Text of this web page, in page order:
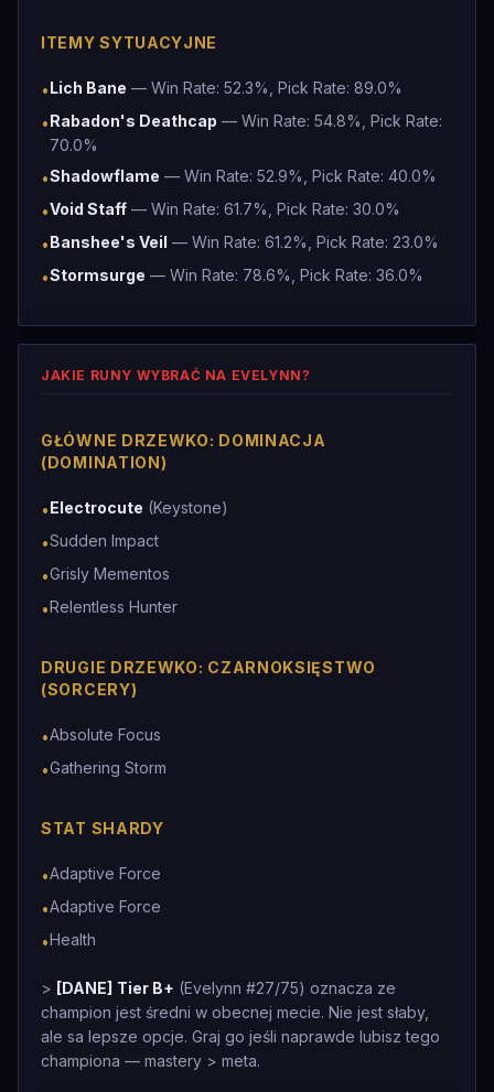
ITEMY SYTUACYJNE
•Lich Bane — Win Rate: 52.3%, Pick Rate: 89.0%
•Rabadon's Deathcap — Win Rate: 54.8%, Pick Rate:
70.0%
•Shadowflame — Win Rate: 52.9%, Pick Rate: 40.0%
•Void Staff — Win Rate: 61.7%, Pick Rate: 30.0%
•Banshee's Veil — Win Rate: 61.2%, Pick Rate: 23.0%
•Stormsurge — Win Rate: 78.6%, Pick Rate: 36.0%
JAKIE RUNY WYBRAĆ NA EVELYNN?
GŁÓWNE DRZEWKO: DOMINACJA
(DOMINATION)
•Electrocute (Keystone)
•Sudden Impact
•Grisly Mementos
•Relentless Hunter
DRUGIE DRZEWKO: CZARNOKSIĘSTWO
(SORCERY)
•Absolute Focus
•Gathering Storm
STAT SHARDY
•Adaptive Force
•Adaptive Force
•Health
> [DANE] Tier B+ (Evelynn #27/75) oznacza ze
champion jest średni w obecnej mecie. Nie jest słaby,
ale sa lepsze opcje. Graj go jeśli naprawde lubisz tego
championa — mastery > meta.